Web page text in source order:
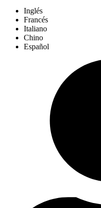
Inglés
Francés
Italiano
Chino
Español